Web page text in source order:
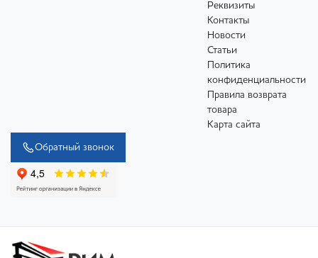
Реквизиты
Контакты
Новости
Статьи
Политика
конфиденциальности
Правила возврата
товара
Карта сайта
Обратный звонок